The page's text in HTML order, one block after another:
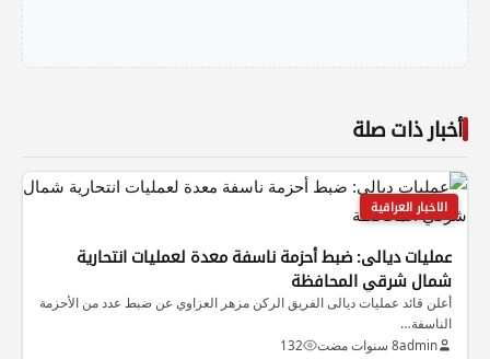
أخبار ذات صلة
الاخبار العراقية
عمليات ديالى: ضبط أحزمة ناسفة معدة لعمليات انتحارية
شمال شرقي المحافظة
أعلن قائد عمليات ديالى الفريق الركن مزهر العزاوي عن ضبط عدد من الأحزمة
الناسفة…
admin8 سنوات مضت 132